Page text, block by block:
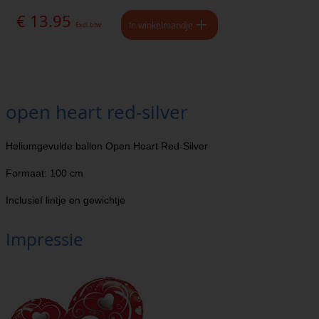
€ 13.95 Excl. btw In winkelmandje
open heart red-silver
Heliumgevulde ballon Open Heart Red-Silver
Formaat: 100 cm
Inclusief lintje en gewichtje
Impressie